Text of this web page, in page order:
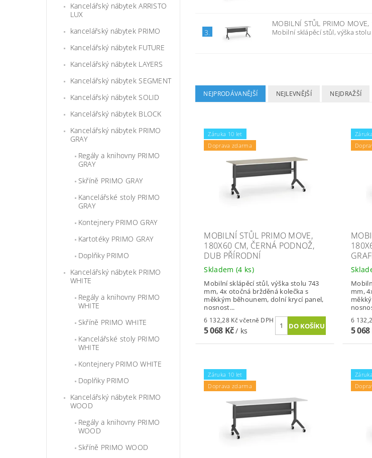
Kancelářský nábytek ARRISTO
LUX
kancelářský nábytek PRIMO
Kancelářský nábytek FUTURE
Kancelářský nábytek LAYERS
Kancelářský nábytek SEGMENT
Kancelářský nábytek SOLID
Kancelářský nábytek BLOCK
Kancelářský nábytek PRIMO
GRAY
Regály a knihovny PRIMO
GRAY
Skříně PRIMO GRAY
Kancelářské stoly PRIMO
GRAY
Kontejnery PRIMO GRAY
Kartotéky PRIMO GRAY
Doplňky PRIMO
Kancelářský nábytek PRIMO
WHITE
Regály a knihovny PRIMO
WHITE
Skříně PRIMO WHITE
Kancelářské stoly PRIMO
WHITE
Kontejnery PRIMO WHITE
Doplňky PRIMO
Kancelářský nábytek PRIMO
WOOD
Regály a knihovny PRIMO
WOOD
Skříně PRIMO WOOD
3.
MOBILNÍ STŮL PRIMO
Mobilní sklápěcí stůl, výška
NEJPRODÁVANĚJŠÍ NEJLEVNĚJŠÍ NEJDRAŽŠÍ
Záruka 10 let
Doprava zdarma
MOBILNÍ STŮL PRIMO MOVE,
180X60 CM, ČERNÁ PODNOŽ,
DUB PŘÍRODNÍ
Skladem (4 ks)
Mobilní sklápěcí stůl, výška stolu 743
mm, 4x otočná bržděná kolečka s
měkkým běhounem, dolní krycí panel,
nosnost...
6 132,28 Kč včetně DPH
5 068 Kč/ ks
mm,
5 068
Záruka 10 let
Doprava zdarma